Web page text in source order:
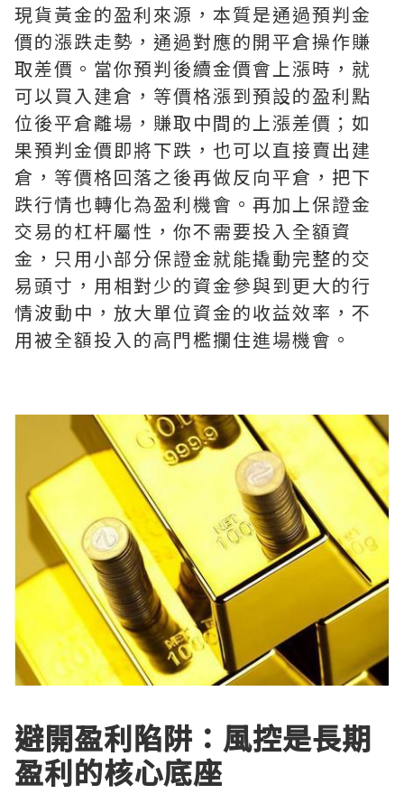
現貨黃金的盈利來源，本質是通過預判金
價的漲跌走勢，通過對應的開平倉操作賺
取差價。當你預判後續金價會上漲時，就
可以買入建倉，等價格漲到預設的盈利點
位後平倉離場，賺取中間的上漲差價；如
果預判金價即將下跌，也可以直接賣出建
倉，等價格回落之後再做反向平倉，把下
跌行情也轉化為盈利機會。再加上保證金
交易的杠杆屬性，你不需要投入全額資
金，只用小部分保證金就能撬動完整的交
易頭寸，用相對少的資金參與到更大的行
情波動中，放大單位資金的收益效率，不
用被全額投入的高門檻攔住進場機會。
避開盈利陷阱：風控是長期
盈利的核心底座